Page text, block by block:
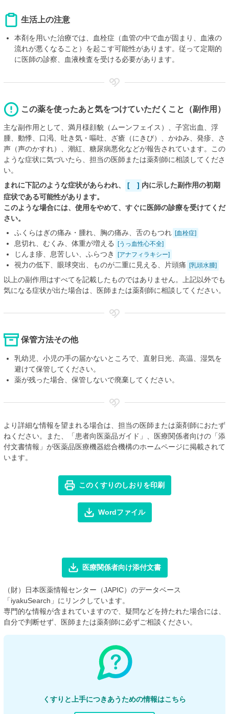
生活上の注意
本剤を用いた治療では、血栓症（血管の中で血が固まり、血液の
流れが悪くなること）を起こす可能性があります。従って定期的
に医師の診察、血液検査を受ける必要があります。
この薬を使ったあと気をつけていただくこと（副作用）
主な副作用として、満月様顔貌（ムーンフェイス）、子宮出血、浮
腫、動悸、口渇、吐き気・嘔吐、ざ瘡（にきび）、かゆみ、発疹、さ
声（声のかすれ）、潮紅、糖尿病悪化などが報告されています。この
ような症状に気づいたら、担当の医師または薬剤師に相談してくださ
い。
まれに下記のような症状があらわれ、
[ ] 内に示した副作用の初期
症状である可能性があります。
このような場合には、使用をやめて、すぐに医師の診療を受けてくだ
さい。
ふくらはぎの痛み・腫れ、胸の痛み、舌のもつれ [血栓症]
息切れ、むくみ、体重が増える [うっ血性心不全]
じんま疹、息苦しい、ふらつき [アナフィラキシー]
視力の低下、眼球突出、ものが二重に見える、片頭痛 [乳頭水腫]
以上の副作用はすべてを記載したものではありません。上記以外でも
気になる症状が出た場合は、医師または薬剤師に相談してください。
保管方法その他
乳幼児、小児の手の届かないところで、直射日光、高温、湿気を
避けて保管してください。
薬が残った場合、保管しないで廃棄してください。
より詳細な情報を望まれる場合は、担当の医師または薬剤師におたず
ねください。また、「患者向医薬品ガイド」、医療関係者向けの「添
付文書情報」が医薬品医療機器総合機構のホームページに掲載されて
います。
このくすりのしおりを印刷
Wordファイル
医療関係者向け添付文書
（財）日本医薬情報センター（JAPIC）のデータベース
「iyakuSearch」にリンクしています。
専門的な情報が含まれていますので、疑問などを持たれた場合には、
自分で判断せず、医師または薬剤師に必ずご相談ください。
くすりと上手につきあうための情報はこちら